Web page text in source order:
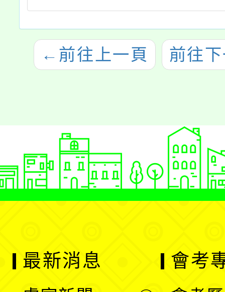
← 前往上一頁 前往
最新消息 會考